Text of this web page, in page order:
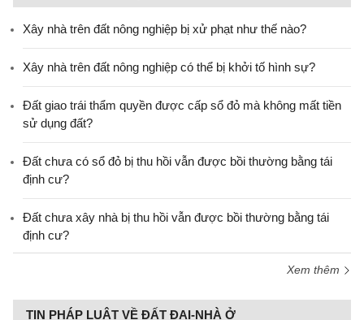
Xây nhà trên đất nông nghiệp bị xử phạt như thế nào?
Xây nhà trên đất nông nghiệp có thể bị khởi tố hình sự?
Đất giao trái thẩm quyền được cấp sổ đỏ mà không mất tiền
sử dụng đất?
Đất chưa có sổ đỏ bị thu hồi vẫn được bồi thường bằng tái
định cư?
Đất chưa xây nhà bị thu hồi vẫn được bồi thường bằng tái
định cư?
Xem thêm
TIN PHÁP LUẬT VỀ ĐẤT ĐAI-NHÀ Ở